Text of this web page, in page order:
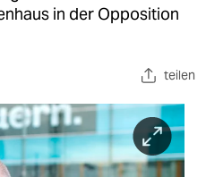
in der Opposition
teilen